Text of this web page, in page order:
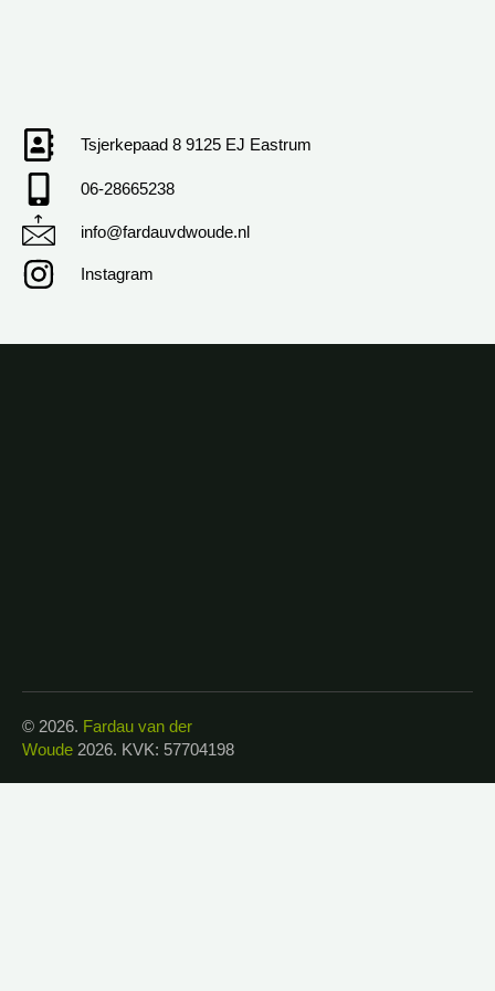
Tsjerkepaad 8 9125 EJ Eastrum
06-28665238
info@fardauvdwoude.nl
Instagram
© 2026. Fardau van der
Woude 2026. KVK: 57704198